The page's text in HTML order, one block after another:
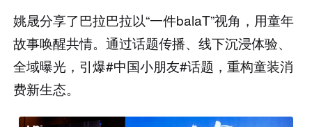
姚晟分享了巴拉巴拉以“一件balaT”视角，用童年
故事唤醒共情。通过话题传播、线下沉浸体验、
全域曝光，引爆#中国小朋友#话题，重构童装消
费新生态。